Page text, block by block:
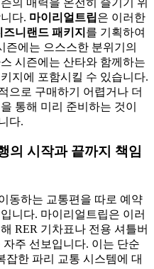
다. 마이리얼트립은 이러한
즈니랜드 패키지 를 기획하여
즌에는 으스스한 분위기의
시즌에는 산타와 함께하는
지에 포함시킬 수 있습니다.
으로 구매하기 어렵거나 더
통해 미리 준비하는 것이
다.
의 시작과 끝까지 책임
동하는 교통편을 따로 예약
니다. 마이리얼트립은 이러
RER 기차표나 전용 셔틀버
주 선보입니다. 이는 단순
잡한 파리 교통 시스템에 대